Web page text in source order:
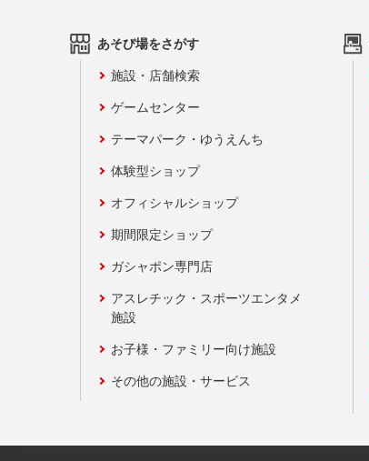
あそび場をさがす
施設・店舗検索
ゲームセンター
テーマパーク・ゆうえんち
体験型ショップ
オフィシャルショップ
期間限定ショップ
ガシャポン専門店
アスレチック・スポーツエンタメ
施設
お子様・ファミリー向け施設
その他の施設・サービス